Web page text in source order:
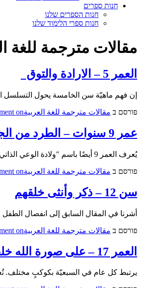
חנות ספרים
חנות הספרים שלנו
חנות ספרי הלימוד שלנו
مقالات مترجمة للغة
العمر 5 – الارادة والتوق
إن فهم ماهيّة سن الخامسة يحول التسلسل
פורסם ב مقالات مترجمة للغة العربيةon العمر 5 – الارادة والتوق
عمر 9 سنوات – الطرد من الجنة الشعور بالعزلة
يُعرف العمر 9 أيضًا باسم "ولادة الوعي الذاتي". حتى هذا العمر أو نحو ذلك، يشعر الطفل بأنه متحد مع العالم.
פורסם ב مقالات مترجمة للغة العربيةon عمر 9 سنوات – الطرد من الجنة الشعور بالعزلة
سن 12 – ذكر وأنثى خلقهم
أشرنا في المقال السابق إلى انفصال
פורסם ב مقالات مترجمة للغة العربيةon سن 12 – ذكر وأنثى خلقهم
العمر 17 – على صورة الله خلقه
يرتبط كل عام في السبعيّة بكوكبٍ